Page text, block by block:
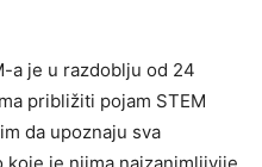
a je u razdoblju od 24
približiti pojam STEM
da upoznaju sva